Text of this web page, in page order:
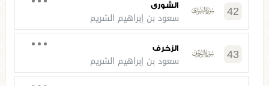
42 الشورى
سعود بن إبراهيم الشريم
43 الزخرف
سعود بن إبراهيم الشريم